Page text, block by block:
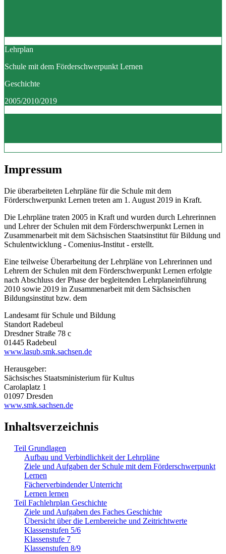
Lehrplan
Schule mit dem Förderschwerpunkt Lernen
Geschichte
2005/2010/2019
Impressum
Die überarbeiteten Lehrpläne für die Schule mit dem
Förderschwerpunkt Lernen treten am 1. August 2019 in Kraft.
Die Lehrpläne traten 2005 in Kraft und wurden durch Lehrerinnen
und Lehrer der Schulen mit dem Förderschwerpunkt Lernen in
Zusammenarbeit mit dem Sächsischen Staatsinstitut für Bildung und
Schulentwicklung - Comenius-Institut - erstellt.
Eine teilweise Überarbeitung der Lehrpläne von Lehrerinnen und
Lehrern der Schulen mit dem Förderschwerpunkt Lernen erfolgte
nach Abschluss der Phase der begleitenden Lehrplaneinführung
2010 sowie 2019 in Zusammenarbeit mit dem Sächsischen
Bildungsinstitut bzw. dem
Landesamt für Schule und Bildung
Standort Radebeul
Dresdner Straße 78 c
01445 Radebeul
www.lasub.smk.sachsen.de
Herausgeber:
Sächsisches Staatsministerium für Kultus
Carolaplatz 1
01097 Dresden
www.smk.sachsen.de
Inhaltsverzeichnis
Teil Grundlagen
Aufbau und Verbindlichkeit der Lehrpläne
Ziele und Aufgaben der Schule mit dem Förderschwerpunkt
Lernen
Fächerverbindender Unterricht
Lernen lernen
Teil Fachlehrplan Geschichte
Ziele und Aufgaben des Faches Geschichte
Übersicht über die Lernbereiche und Zeitrichtwerte
Klassenstufen 5/6
Klassenstufe 7
Klassenstufen 8/9